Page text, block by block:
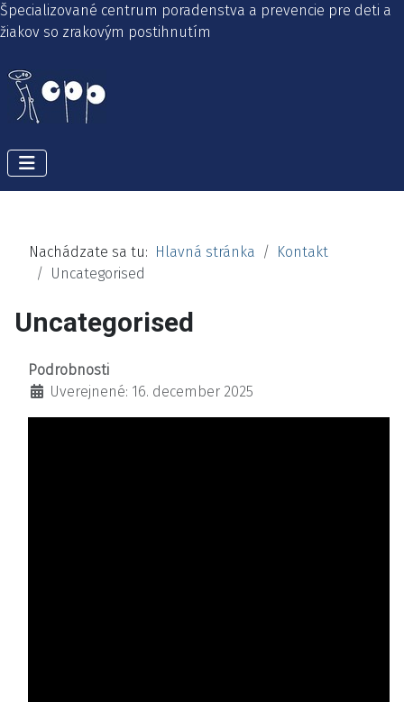
Špecializované centrum poradenstva a prevencie pre deti a
žiakov so zrakovým postihnutím
Nachádzate sa tu: Hlavná stránka
Kontakt
Uncategorised
Uncategorised
Podrobnosti
Uverejnené: 16. december 2025